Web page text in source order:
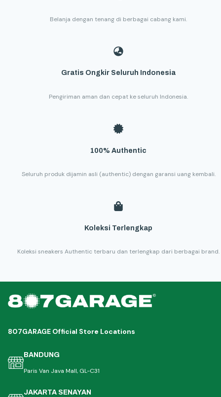
Belanja dengan tenang di berbagai cabang kami.
Gratis Ongkir Seluruh Indonesia
Pengiriman aman dan cepat ke seluruh Indonesia.
100% Authentic
Seluruh produk dijamin asli (authentic) dengan garansi uang kembali.
Koleksi Terlengkap
Koleksi sneakers Authentic terbaru dan terlengkap dari berbagai brand.
807GARAGE Official Store Locations
BANDUNG
Paris Van Java Mall, GL-C31
JAKARTA SENAYAN